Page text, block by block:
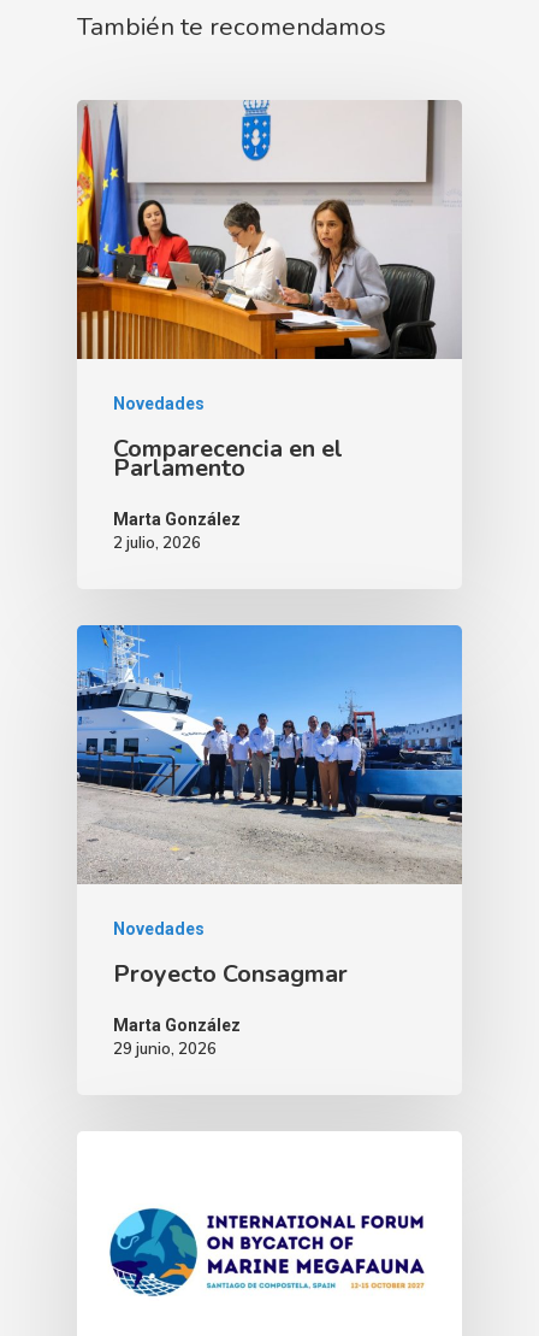
También te recomendamos
Novedades
Comparecencia en el
Parlamento
Marta González
2 julio, 2026
Novedades
Proyecto Consagmar
Marta González
29 junio, 2026